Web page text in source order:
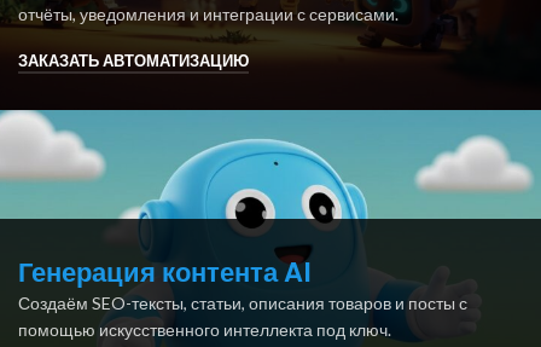
отчёты, уведомления и интеграции с сервисами.
ЗАКАЗАТЬ АВТОМАТИЗАЦИЮ
Генерация контента AI
Создаём SEO-тексты, статьи, описания товаров и посты с
помощью искусственного интеллекта под ключ.